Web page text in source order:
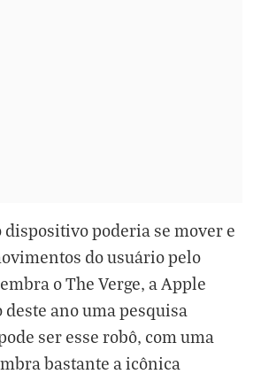
dispositivo poderia se mover e
do usuário pelo
o The Verge, a Apple
ano uma pesquisa
ser esse robô, com uma
bastante a icônica